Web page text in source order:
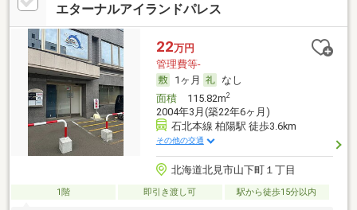
エターナルアイランドパレス
22万円
管理費等-
1ヶ月
なし
面積115.82m2
2004年3月(築22年6ヶ月)
石北本線 柏陽駅 徒歩3.6km
その他の交通
北海道北見市山下町１丁目
1階 即引き渡し可 駅から徒歩15分以内